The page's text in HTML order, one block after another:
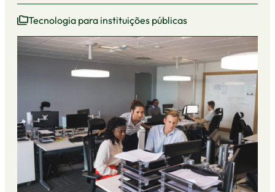
Tecnologia para instituições públicas